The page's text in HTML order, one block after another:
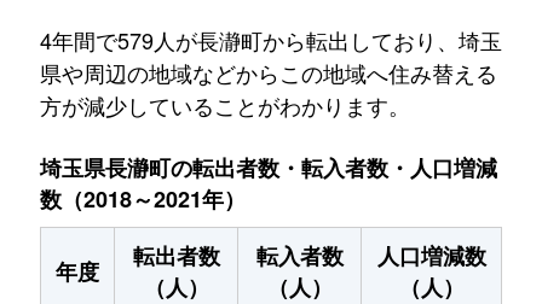
4年間で579人が長瀞町から転出しており、埼玉
県や周辺の地域などからこの地域へ住み替える
方が減少していることがわかります。
埼玉県長瀞町の転出者数・転入者数・人口増減
数（2018～2021年）
年度
転出者数
（人）
転入者数
（人）
人口増減数
（人）